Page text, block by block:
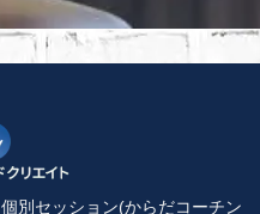
個別セッション(からだコーチン